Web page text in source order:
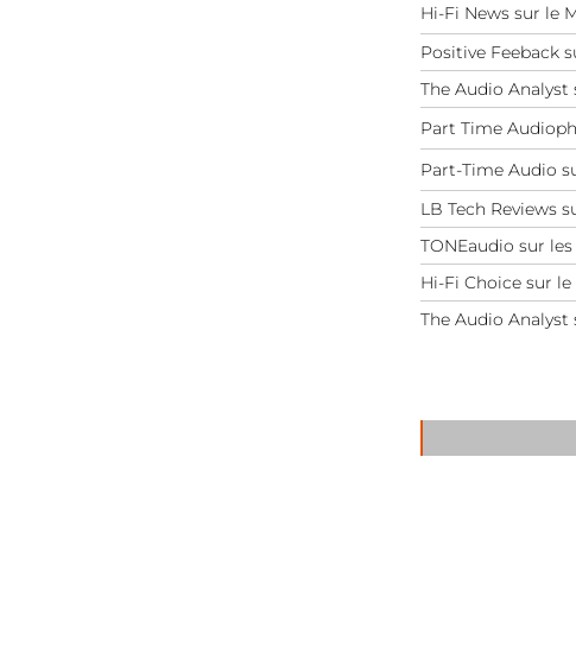
Hi-Fi News sur le
Positive Feeback
The Audio Analyst
Part Time
Part-Time Audio
LB Tech Reviews
TONEaudio sur
Hi-Fi Choice sur
The Audio Analyst